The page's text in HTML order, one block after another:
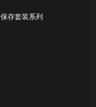
存套装系列